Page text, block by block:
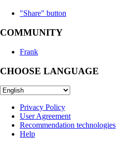
"Share" button
COMMUNITY
Frank
CHOOSE LANGUAGE
Privacy Policy
User Agreement
Recommendation technologies
Help